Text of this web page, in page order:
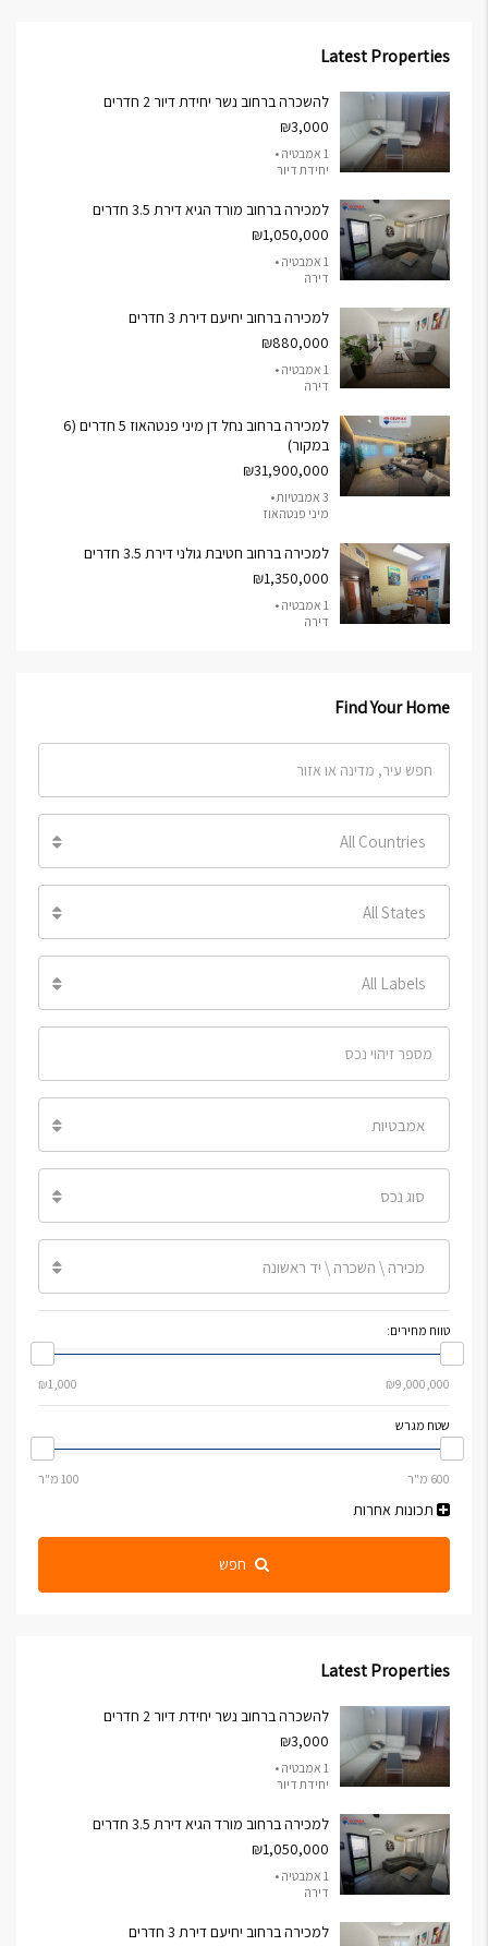
Latest Properties
להשכרה ברחוב נשר יחידת דיור 2 חדרים
₪3,000
1 אמבטיה •
יחידת דיור
למכירה ברחוב מורד הגיא דירת 3.5 חדרים
₪1,050,000
1 אמבטיה •
דירה
למכירה ברחוב יחיעם דירת 3 חדרים
₪880,000
1 אמבטיה •
דירה
למכירה ברחוב נחל דן מיני פנטהאוז 5 חדרים (6
במקור)
₪31,900,000
3 אמבטיות •
מיני פנטהאוז
למכירה ברחוב חטיבת גולני דירת 3.5 חדרים
₪1,350,000
1 אמבטיה •
דירה
Find Your Home
All Countries
All States
All Labels
אמבטיות
סוג נכס
מכירה \ השכרה \ יד ראשונה
טווח מחירים:
שטח מגרש
תכונות אחרות
חפש
Latest Properties
להשכרה ברחוב נשר יחידת דיור 2 חדרים
₪3,000
1 אמבטיה •
יחידת דיור
למכירה ברחוב מורד הגיא דירת 3.5 חדרים
₪1,050,000
1 אמבטיה •
דירה
למכירה ברחוב יחיעם דירת 3 חדרים